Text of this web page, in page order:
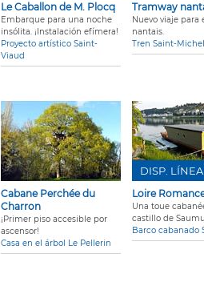
Le Caballon de M. Plocq
Embarque para una noche
insólita. ¡Instalación efímera!
Proyecto artístico Saint-
Viaud
Tramway
Nuevo viaje para
nantais.
Tren Saint-
Cabane Perchée du
Charron
¡Primer piso accesible por
ascensor!
Casa en el árbol Le Pellerin
Loire
Una toue
castillo de
Barco cabanado
DISP. LÍNEA